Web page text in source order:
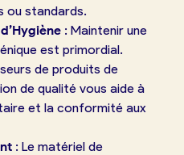
ou standards.
: Maintenir une
est primordial.
de produits de
de qualité vous aide à
et la conformité aux
: Le matériel de